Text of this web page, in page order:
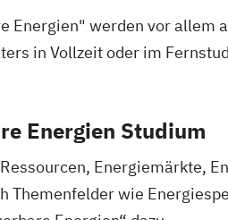
Engineering
Energien" werden vor allem
in Vollzeit oder im
Energien Studium
Energiemärkte,
Themenfelder wie